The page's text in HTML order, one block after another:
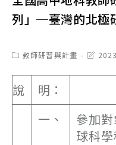
列」─臺灣的北極
Post教師研習與計畫
Post
說
明：
一、
參加
球科學